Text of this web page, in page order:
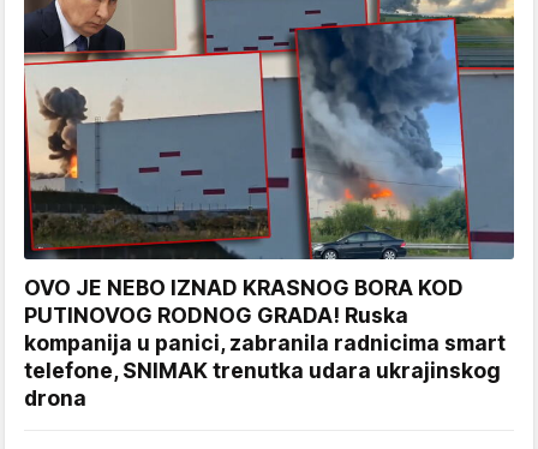
OVO JE NEBO IZNAD KRASNOG BORA KOD
PUTINOVOG RODNOG GRADA! Ruska
kompanija u panici, zabranila radnicima smart
telefone, SNIMAK trenutka udara ukrajinskog
drona